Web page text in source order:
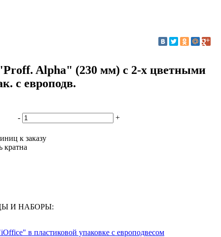
Alpha" (230 мм) c 2-х цветными
с европодв.
- +
к заказу
кратна
И НАБОРЫ:
в пластиковой упаковке с европодвесом